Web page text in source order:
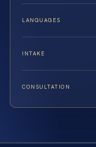
LANGUAGES
INTAKE
CONSULTATION